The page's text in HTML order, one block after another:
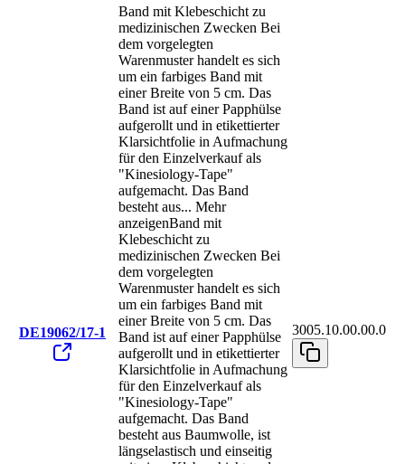
DE19062/17-1
Band mit Klebeschicht zu
medizinischen Zwecken Bei
dem vorgelegten
Warenmuster handelt es sich
um ein farbiges Band mit
einer Breite von 5 cm. Das
Band ist auf einer Papphülse
aufgerollt und in etikettierter
Klarsichtfolie in Aufmachung
für den Einzelverkauf als
"Kinesiology-Tape"
aufgemacht. Das Band
besteht aus... Mehr
anzeigenBand mit
Klebeschicht zu
medizinischen Zwecken Bei
dem vorgelegten
Warenmuster handelt es sich
um ein farbiges Band mit
einer Breite von 5 cm. Das
Band ist auf einer Papphülse
aufgerollt und in etikettierter
Klarsichtfolie in Aufmachung
für den Einzelverkauf als
"Kinesiology-Tape"
aufgemacht. Das Band
besteht aus Baumwolle, ist
längselastisch und einseitig
3005.10.00.00.0